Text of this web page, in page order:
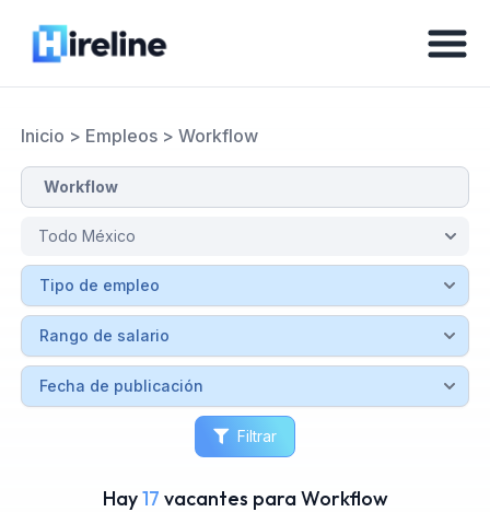
Inicio > Empleos> Workflow
Filtrar
Hay17 vacantes para Workflow